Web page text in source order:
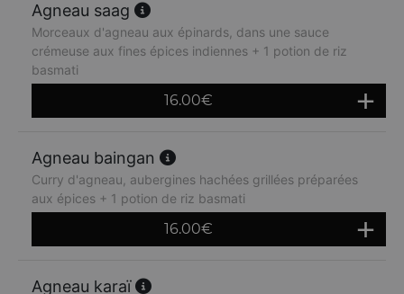
Agneau saag
Morceaux d'agneau aux épinards, dans une sauce
crémeuse aux fines épices indiennes + 1 potion de riz
basmati
16.00€
Agneau baingan
Curry d'agneau, aubergines hachées grillées préparées
aux épices + 1 potion de riz basmati
16.00€
Agneau karaï